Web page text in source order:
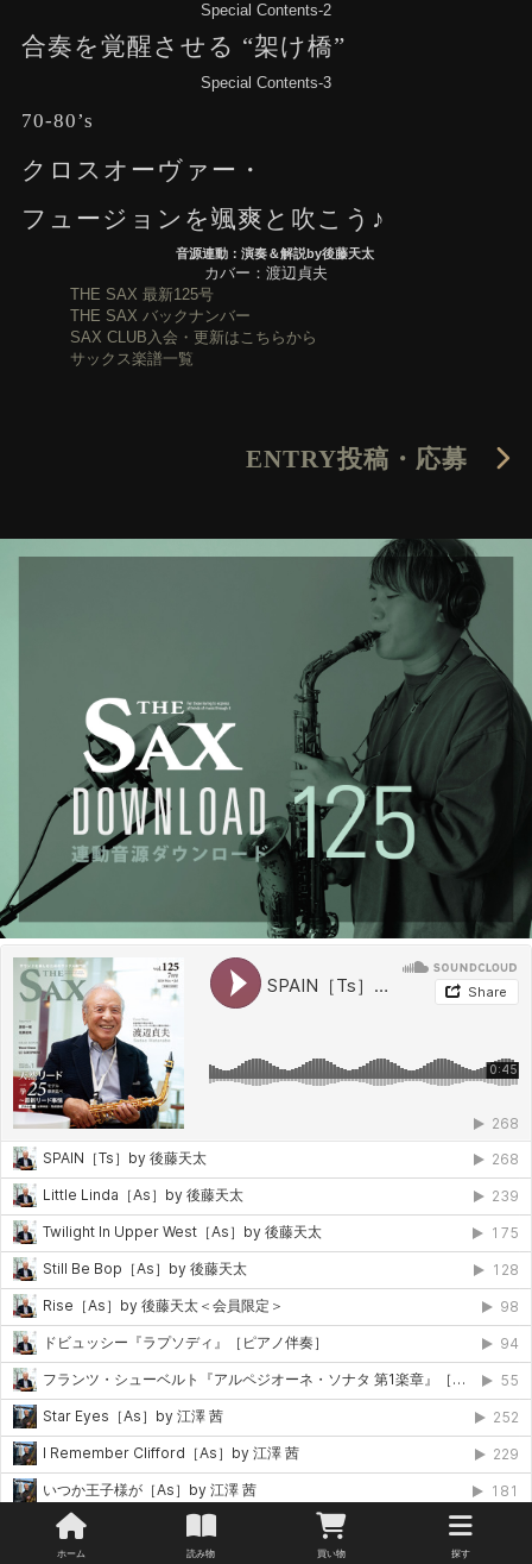
ホーム 読み物 買い物 探す
Special Contents-2
合奏を覚醒させる “架け橋”
Special Contents-3
70-80’s
クロスオーヴァー・
フュージョンを颯爽と吹こう♪
音源連動：演奏＆解説by後藤天太
カバー：渡辺貞夫
THE SAX 最新125号
THE SAX バックナンバー
SAX CLUB入会・更新はこちらから
サックス楽譜一覧
ENTRY投稿・応募